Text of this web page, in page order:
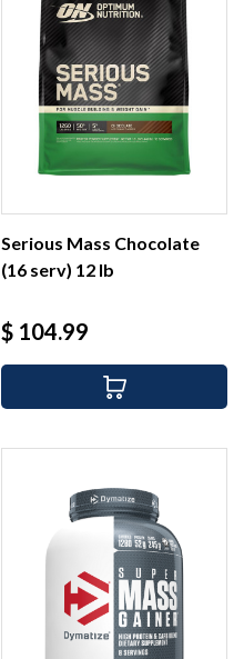
Serious Mass Chocolate
(16 serv) 12 lb
Precio
$ 104.99